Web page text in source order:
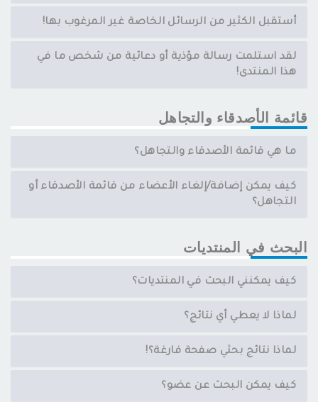
أستقبل الكثير من الرسائل الخاصة غير المرغوب بها!
لقد استلمت رسالة مؤذية أو دعائية من شخص ما في
هذا المنتدى!
قائمة الأصدقاء والتجاهل
ما هي قائمة الأصدقاء والتجاهل؟
كيف يمكن إضافة/إلغاء الأعضاء من قائمة الأصدقاء أو
التجاهل؟
البحث في المنتديات
كيف يمكنني البحث في المنتديات؟
لماذا لا يعطي أي نتائج؟
لماذا نتائج بحثي صفحة فارغة؟!
كيف يمكن البحث عن عضو؟